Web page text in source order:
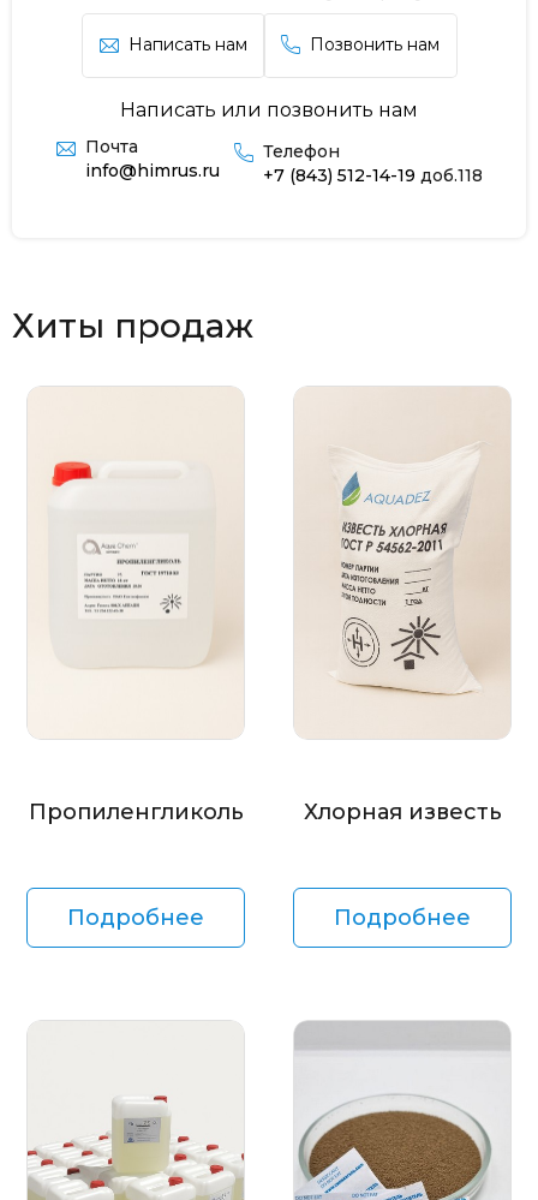
Написать нам Позвонить нам
Написать или позвонить нам
Почта
info@himrus.ru
Телефон
+7 (843) 512-14-19 доб.118
Хиты продаж
Пропиленгликоль
Подробнее
Хлорная известь
Подробнее